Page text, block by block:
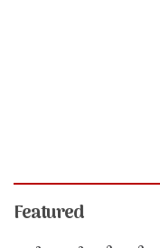
Featured